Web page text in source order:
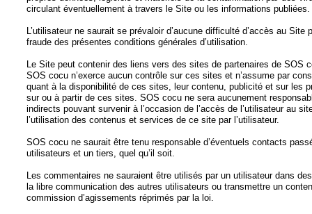
circulant éventuellement à travers le Site ou les informations publiées.
L’utilisateur ne saurait se prévaloir d’aucune difficulté d’accès au Site
fraude des présentes conditions générales d’utilisation.
Le Site peut contenir des liens vers des sites de partenaires de SOS
SOS cocu n’exerce aucun contrôle sur ces sites et n’assume par
quant à la disponibilité de ces sites, leur contenu, publicité et sur les
sur ou à partir de ces sites. SOS cocu ne sera aucunement
indirects pouvant survenir à l’occasion de l’accès de l’utilisateur au
l’utilisation des contenus et services de ce site par l’utilisateur.
SOS cocu ne saurait être tenu responsable d’éventuels contacts
utilisateurs et un tiers, quel qu’il soit.
Les commentaires ne sauraient être utilisés par un utilisateur dans
la libre communication des autres utilisateurs ou transmettre un
commission d’agissements réprimés par la loi.